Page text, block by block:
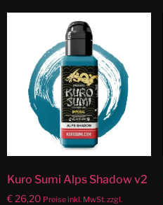
Kuro Sumi Alps Shadow v2
€26,20 Preise inkl. MwSt. zzgl.